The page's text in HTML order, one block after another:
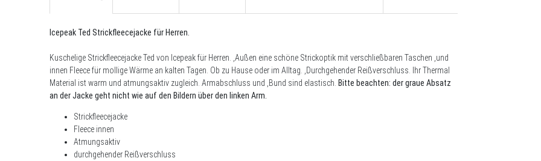
Icepeak Ted Strickfleecejacke für Herren.
Kuschelige Strickfleecejacke Ted von Icepeak für Herren. ,Außen eine schöne Strickoptik mit verschließbaren Taschen ,und
innen Fleece für mollige Wärme an kalten Tagen. Ob zu Hause oder im Alltag. ,Durchgehender Reißverschluss. Ihr Thermal
Material ist warm und atmungsaktiv zugleich. Armabschluss und ,Bund sind elastisch. Bitte beachten: der graue Absatz
an der Jacke geht nicht wie auf den Bildern über den linken Arm.
Strickfleecejacke
Fleece innen
Atmungsaktiv
durchgehender Reißverschluss